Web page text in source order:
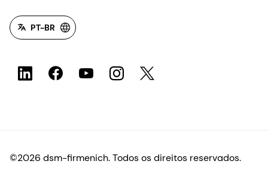
PT-BR
©2026 dsm-firmenich. Todos os direitos reservados.